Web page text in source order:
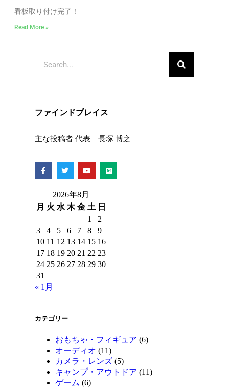
看板取り付け完了！
Read More »
ファインドプレイス
主な投稿者 代表 長塚 博之
2026年8月
月 火 水 木 金 土 日
1
2
3
4 5 6 7 8
9
10 11 12 13 14 15 16
17 18 19 20 21 22 23
24 25 26 27 28 29 30
31
« 1月
カテゴリー
おもちゃ・フィギュア (6)
オーディオ (11)
カメラ・レンズ (5)
キャンプ・アウトドア (11)
ゲーム (6)